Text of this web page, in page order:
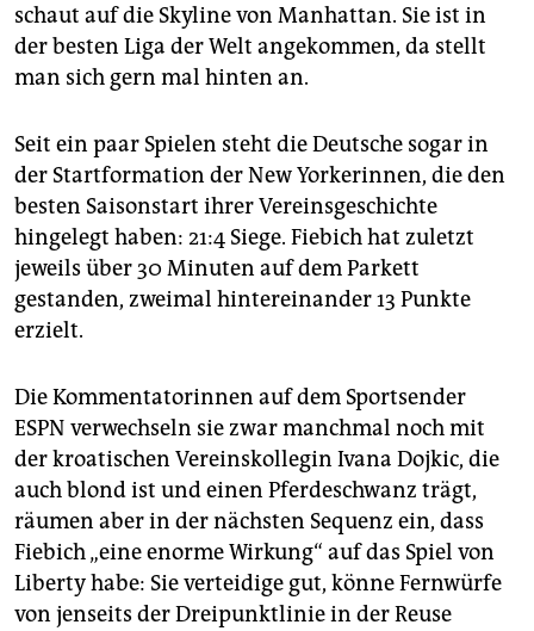
schaut auf die Skyline von Manhattan. Sie ist in
der besten Liga der Welt angekommen, da stellt
man sich gern mal hinten an.
Seit ein paar Spielen steht die Deutsche sogar in
der Startformation der New Yorkerinnen, die den
besten Saisonstart ihrer Vereinsgeschichte
hingelegt haben: 21:4 Siege. Fiebich hat zuletzt
jeweils über 30 Minuten auf dem Parkett
gestanden, zweimal hintereinander 13 Punkte
erzielt.
Die Kommentatorinnen auf dem Sportsender
ESPN verwechseln sie zwar manchmal noch mit
der kroatischen Vereinskollegin Ivana Dojkic, die
auch blond ist und einen Pferdeschwanz trägt,
räumen aber in der nächsten Sequenz ein, dass
Fiebich „eine enorme Wirkung“ auf das Spiel von
Liberty habe: Sie verteidige gut, könne Fernwürfe
von jenseits der Dreipunktlinie in der Reuse